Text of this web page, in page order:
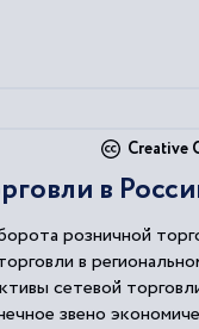
в
розничной
в
сетевой
звено
Creative